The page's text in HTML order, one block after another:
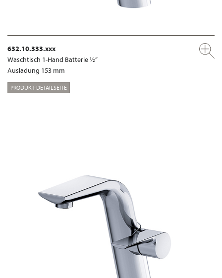
632.10.333.xxx
Waschtisch 1-Hand Batterie ½“
Ausladung 153 mm
PRODUKT-DETAILSEITE